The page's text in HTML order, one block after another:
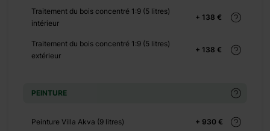
+ 138 €
Traitement du bois concentré 1:9 (5 litres)
intérieur
+ 138 €
Traitement du bois concentré 1:9 (5 litres)
extérieur
PEINTURE
+ 930 €
Peinture Villa Akva (9 litres)
+ 0 €
+ 3150 €